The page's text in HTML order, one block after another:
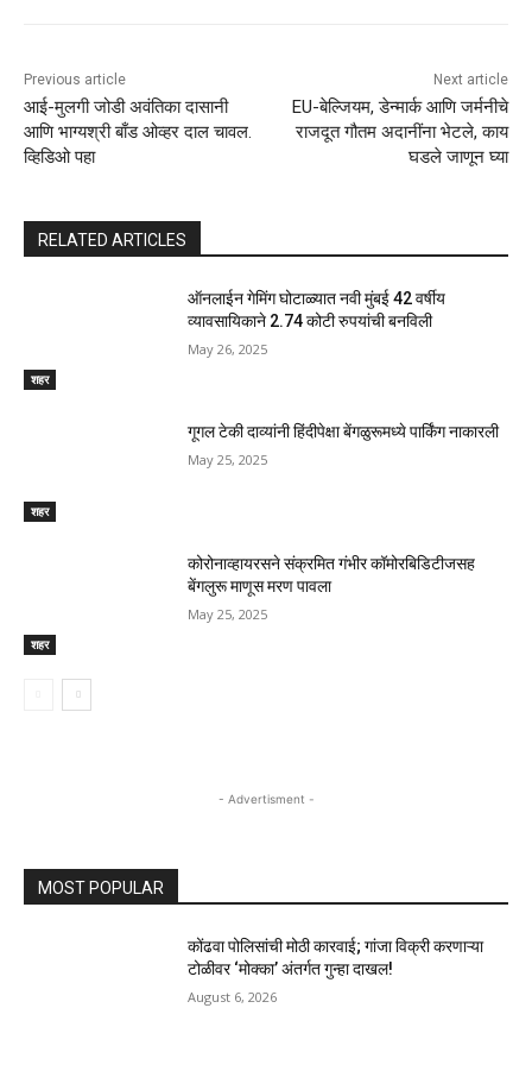
Previous article
आई-मुलगी जोडी अवंतिका दासानी
आणि भाग्यश्री बाँड ओव्हर दाल चावल.
व्हिडिओ पहा
Next article
EU-बेल्जियम, डेन्मार्क आणि जर्मनीचे
राजदूत गौतम अदानींना भेटले, काय
घडले जाणून घ्या
RELATED ARTICLES
शहर
ऑनलाईन गेमिंग घोटाळ्यात नवी मुंबई 42 वर्षीय
व्यावसायिकाने 2.74 कोटी रुपयांची बनविली
May 26, 2025
शहर
गूगल टेकी दाव्यांनी हिंदीपेक्षा बेंगळुरूमध्ये पार्किंग नाकारली
May 25, 2025
शहर
कोरोनाव्हायरसने संक्रमित गंभीर कॉमोरबिडिटीजसह
बेंगलुरू माणूस मरण पावला
May 25, 2025
- Advertisment -
MOST POPULAR
कोंढवा पोलिसांची मोठी कारवाई; गांजा विक्री करणाऱ्या
टोळीवर ‘मोक्का’ अंतर्गत गुन्हा दाखल!
August 6, 2026